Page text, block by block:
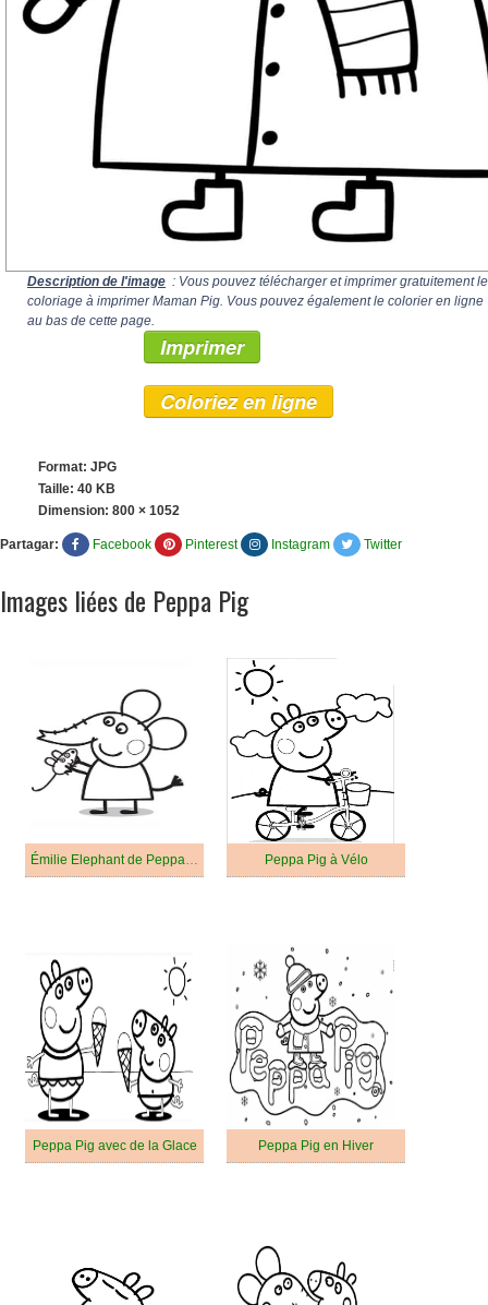
Description de l'image : Vous pouvez télécharger et imprimer gratuitement le
coloriage à imprimer Maman Pig. Vous pouvez également le colorier en ligne
au bas de cette page.
Imprimer
Coloriez en ligne
Format: JPG
Taille: 40 KB
Dimension: 800 × 1052
Partagar: Facebook Pinterest Instagram Twitter
Images liées de Peppa Pig
Émilie Elephant de Peppa Pig Peppa Pig à Vélo
Peppa Pig avec de la Glace Peppa Pig en Hiver